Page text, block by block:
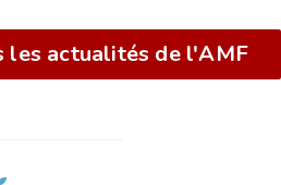
les actualités de l'AMF